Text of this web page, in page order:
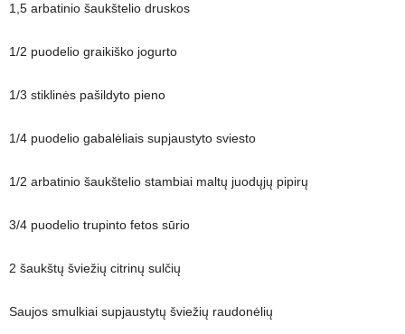
1,5 arbatinio šaukštelio druskos
1/2 puodelio graikiško jogurto
1/3 stiklinės pašildyto pieno
1/4 puodelio gabalėliais supjaustyto sviesto
1/2 arbatinio šaukštelio stambiai maltų juodųjų pipirų
3/4 puodelio trupinto fetos sūrio
2 šaukštų šviežių citrinų sulčių
Saujos smulkiai supjaustytų šviežių raudonėlių